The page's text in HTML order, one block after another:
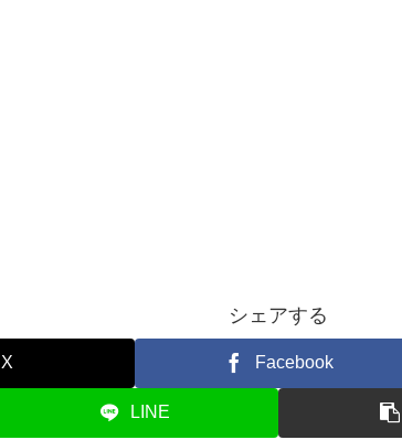
シェアする
X Facebook
LINE